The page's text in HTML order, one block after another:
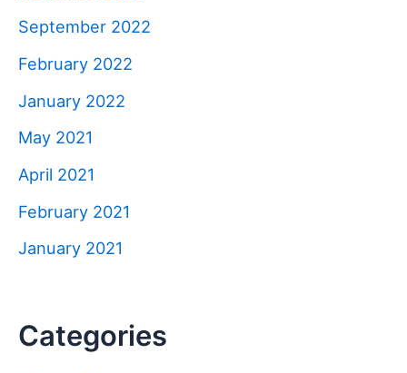
September 2022
February 2022
January 2022
May 2021
April 2021
February 2021
January 2021
Categories